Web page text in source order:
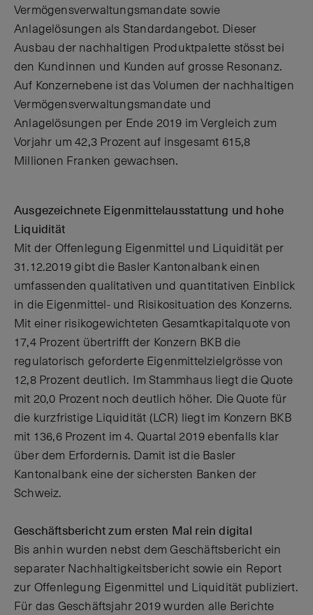
Vermögensverwaltungsmandate sowie
Anlagelösungen als Standardangebot. Dieser
Ausbau der nachhaltigen Produktpalette stösst bei
den Kundinnen und Kunden auf grosse Resonanz.
Auf Konzernebene ist das Volumen der nachhaltigen
Vermögensverwaltungsmandate und
Anlagelösungen per Ende 2019 im Vergleich zum
Vorjahr um 42,3 Prozent auf insgesamt 615,8
Millionen Franken gewachsen.
Ausgezeichnete Eigenmittelausstattung und hohe
Liquidität
Mit der Offenlegung Eigenmittel und Liquidität per
31.12.2019 gibt die Basler Kantonalbank einen
umfassenden qualitativen und quantitativen Einblick
in die Eigenmittel- und Risikosituation des Konzerns.
Mit einer risikogewichteten Gesamtkapitalquote von
17,4 Prozent übertrifft der Konzern BKB die
regulatorisch geforderte Eigenmittelzielgrösse von
12,8 Prozent deutlich. Im Stammhaus liegt die Quote
mit 20,0 Prozent noch deutlich höher. Die Quote für
die kurzfristige Liquidität (LCR) liegt im Konzern BKB
mit 136,6 Prozent im 4. Quartal 2019 ebenfalls klar
über dem Erfordernis. Damit ist die Basler
Kantonalbank eine der sichersten Banken der
Schweiz.
Geschäftsbericht zum ersten Mal rein digital
Bis anhin wurden nebst dem Geschäftsbericht ein
separater Nachhaltigkeitsbericht sowie ein Report
zur Offenlegung Eigenmittel und Liquidität publiziert.
Für das Geschäftsjahr 2019 wurden alle Berichte